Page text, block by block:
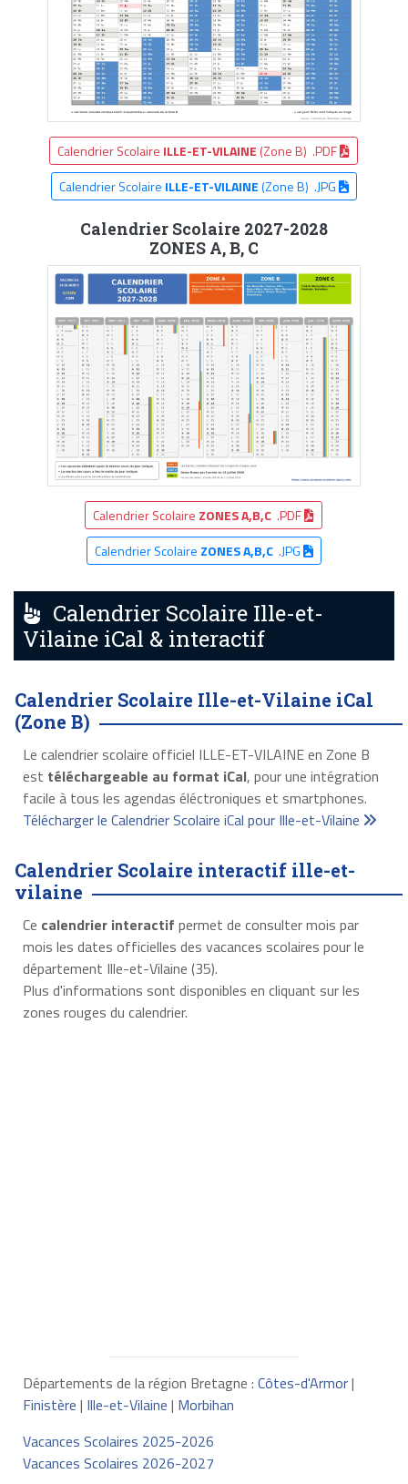
Calendrier Scolaire ILLE-ET-VILAINE (Zone B) .PDF
Calendrier Scolaire ILLE-ET-VILAINE(Zone B) .JPG
Calendrier Scolaire 2027-2028
ZONES A, B, C
Calendrier Scolaire ZONES A,B,C .PDF
Calendrier Scolaire ZONES A,B,C.JPG
Calendrier Scolaire Ille-et-
Vilaine iCal & interactif
Calendrier Scolaire Ille-et-Vilaine iCal
(Zone B)
Le calendrier scolaire officiel ILLE-ET-VILAINE en Zone B
est téléchargeable au format iCal, pour une intégration
facile à tous les agendas éléctroniques et smartphones.
Télécharger le Calendrier Scolaire iCal pour Ille-et-Vilaine
Calendrier Scolaire interactif ille-et-
vilaine
Ce calendrier interactif permet de consulter mois par
mois les dates officielles des vacances scolaires pour le
département Ille-et-Vilaine (35).
Plus d'informations sont disponibles en cliquant sur les
zones rouges du calendrier.
Départements de la région Bretagne : Côtes-d'Armor|
Finistère | Ille-et-Vilaine | Morbihan
Vacances Scolaires 2025-2026
Vacances Scolaires 2026-2027